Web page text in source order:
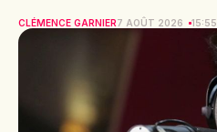
CLÉMENCE GARNIER7 AOÛT 2026 15:55